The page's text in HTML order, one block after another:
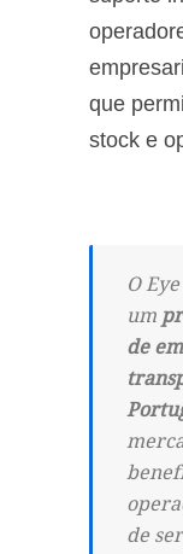
que
stock e
O
um
de
de